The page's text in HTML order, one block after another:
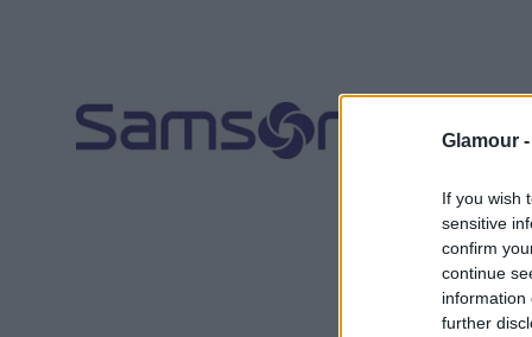
Glamour -
If you wish
sensitive
confirm
continue
information
further